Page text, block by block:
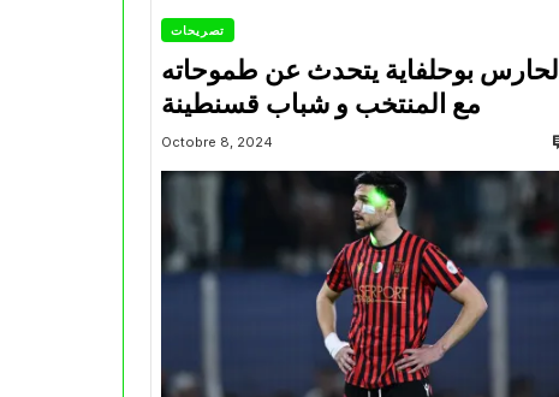
تصريحات
الحارس بوحلفاية يتحدث عن طموحاته
مع المنتخب و شباب قسنطينة
Octobre 8, 2024